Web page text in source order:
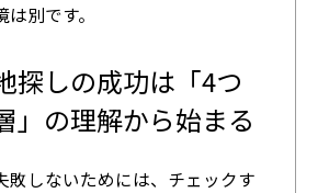
別です。
探しの成功は「4つ
」の理解から始まる
敗しないためには、チェックす